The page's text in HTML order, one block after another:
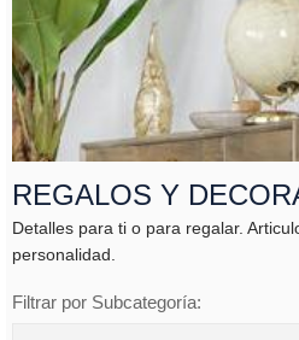
REGALOS Y
Detalles para ti o para regalar.
personalidad.
Filtrar por Subcategoría: